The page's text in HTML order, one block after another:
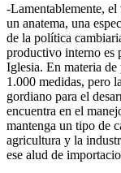
-Lamentablemente,
un anatema, una
de la política
productivo interno es
Iglesia. En materia
1.000 medidas, pero
gordiano para el
encuentra en el
mantenga un tipo de
agricultura y la
ese alud de